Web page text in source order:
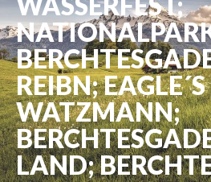
REIBN;
WATZMANN;
LAND;